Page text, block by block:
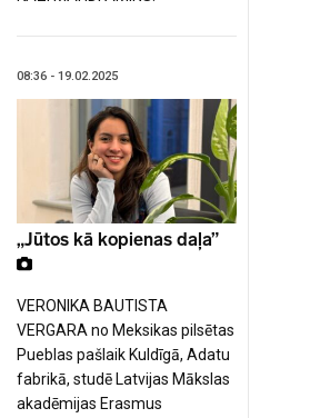
08:36 - 19.02.2025
„Jūtos kā kopienas daļa”
VERONIKA BAUTISTA
VERGARA no Meksikas pilsētas
Pueblas pašlaik Kuldīgā, Adatu
fabrikā, studē Latvijas Mākslas
akadēmijas Erasmus